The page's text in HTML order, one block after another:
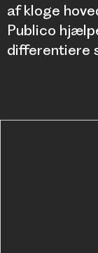
af kloge
Publico
differentiere